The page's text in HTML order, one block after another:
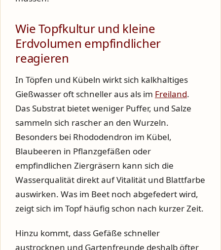
Wie Topfkultur und kleine
Erdvolumen empfindlicher
reagieren
In Töpfen und Kübeln wirkt sich kalkhaltiges
Gießwasser oft schneller aus als im Freiland.
Das Substrat bietet weniger Puffer, und Salze
sammeln sich rascher an den Wurzeln.
Besonders bei Rhododendron im Kübel,
Blaubeeren in Pflanzgefäßen oder
empfindlichen Ziergräsern kann sich die
Wasserqualität direkt auf Vitalität und Blattfarbe
auswirken. Was im Beet noch abgefedert wird,
zeigt sich im Topf häufig schon nach kurzer Zeit.
Hinzu kommt, dass Gefäße schneller
austrocknen und Gartenfreunde deshalb öfter